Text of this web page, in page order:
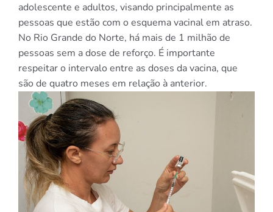
adolescente e adultos, visando principalmente as
pessoas que estão com o esquema vacinal em atraso.
No Rio Grande do Norte, há mais de 1 milhão de
pessoas sem a dose de reforço. É importante
respeitar o intervalo entre as doses da vacina, que
são de quatro meses em relação à anterior.